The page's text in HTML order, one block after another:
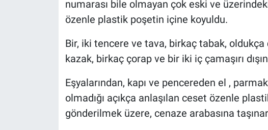
numarası bile olmayan çok eski ve
özenle plastik poşetin içine koyuldu.
Bir, iki tencere ve tava, birkaç tabak,
kazak, birkaç çorap ve bir iki iç çamaşırı
Eşyalarından, kapı ve pencereden el ,
olmadığı açıkça anlaşılan ceset özenle
gönderilmek üzere, cenaze arabasına